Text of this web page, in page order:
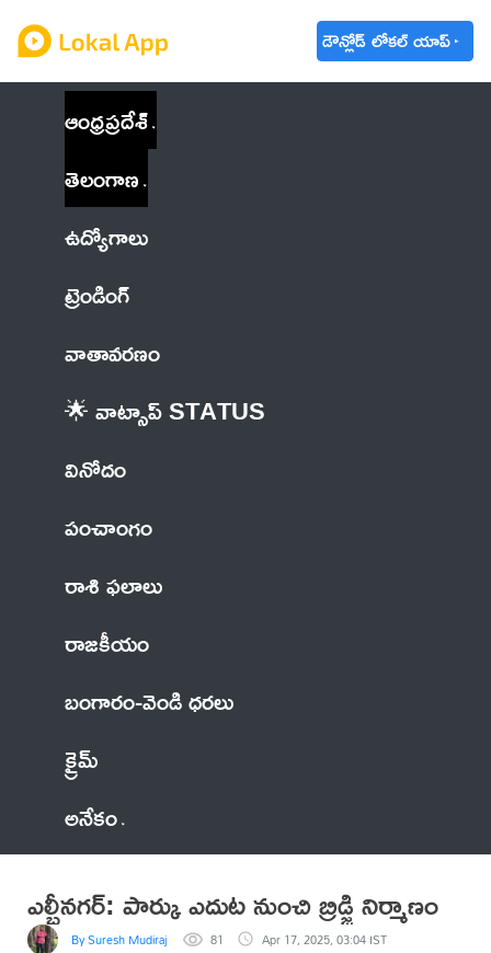
డౌన్లోడ్ లోకల్ యాప్
ఆంధ్రప్రదేశ్
తెలంగాణ
ఉద్యోగాలు
ట్రెండింగ్
వాతావరణం
🌟 వాట్సాప్ STATUS
వినోదం
పంచాంగం
రాశి ఫలాలు
రాజకీయం
బంగారం-వెండి ధరలు
క్రైమ్
అనేకం
ఎల్బీనగర్: పార్కు ఎదుట నుంచి బ్రిడ్జి నిర్మాణం
By Suresh Mudiraj 81 Apr 17, 2025, 03:04 IST